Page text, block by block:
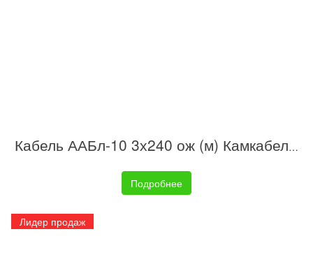
Кабель ААБл-10 3х240 ож (м) Камкабель 11Ы66314600K010
Подробнее
Лидер продаж